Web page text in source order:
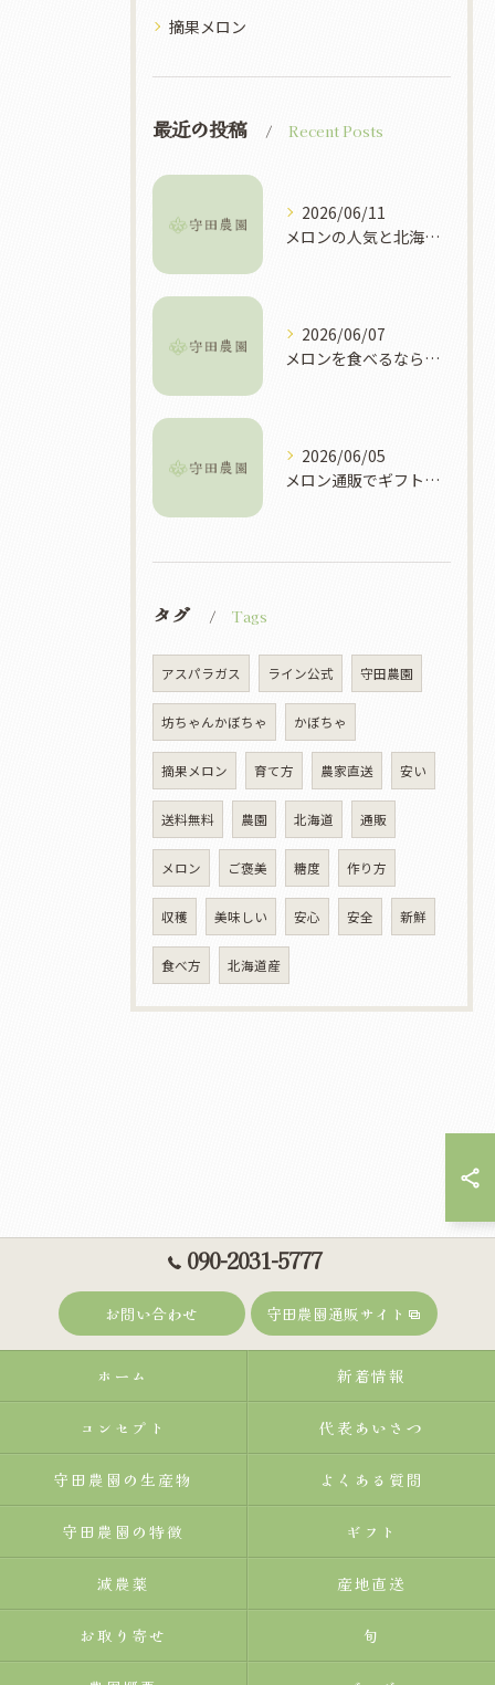
摘果メロン
最近の投稿 Recent Posts
2026/06/11
メロンの人気と北海道富良野市で選ぶべき理由や買い方ガイド
2026/06/07
メロンを食べるなら北海道富良野市で旬や直売所を徹底攻略
2026/06/05
メロン通販でギフト選びに失敗しない産地や品質別おすすめ活用ガイド
タグ Tags
アスパラガス ライン公式 守田農園
坊ちゃんかぼちゃ かぼちゃ
摘果メロン 育て方 農家直送 安い
送料無料 農園 北海道 通販
メロン ご褒美 糖度 作り方
収穫 美味しい 安心 安全 新鮮
食べ方 北海道産
090-2031-5777
お問い合わせ 守田農園通販サイト
ホーム 新着情報
コンセプト 代表あいさつ
守田農園の生産物 よくある質問
守田農園の特徴 ギフト
減農薬 産地直送
お取り寄せ 旬